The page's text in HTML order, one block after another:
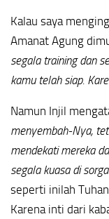
Kalau saya
Amanat Agung
segala training dan
kamu telah siap.
Namun Injil
menyembah-Nya,
mendekati mereka
segala kuasa di
seperti inilah
Karena inti dari